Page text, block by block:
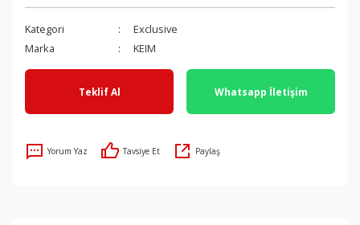
Kategori
Exclusive
Marka
KEIM
Teklif Al Whatsapp İletişim
Yorum Yaz Tavsiye Et Paylaş